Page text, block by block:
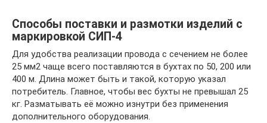
Способы поставки и размотки изделий с
маркировкой СИП-4
Для удобства реализации провода с сечением не более
25 мм2 чаще всего поставляются в бухтах по 50, 200 или
400 м. Длина может быть и такой, которую указал
потребитель. Главное, чтобы вес бухты не превышал 25
кг. Разматывать её можно изнутри без применения
дополнительного оборудования.